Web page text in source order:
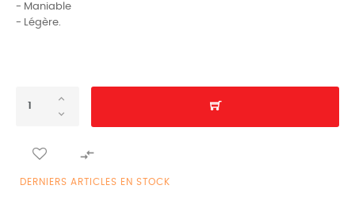
- Maniable
- Légère.

DERNIERS ARTICLES EN STOCK